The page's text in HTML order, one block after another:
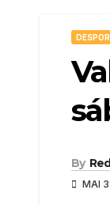
By
MAI